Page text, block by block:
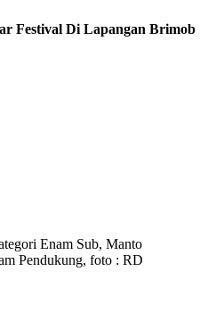
Festival Di Lapangan Brimob
Enam Sub, Manto
Pendukung, foto : RD